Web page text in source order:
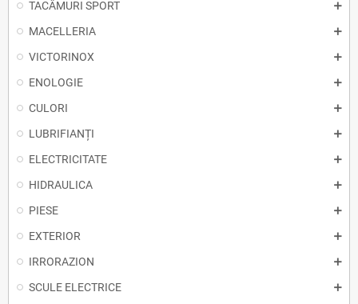
TACÂMURI SPORT
MACELLERIA
VICTORINOX
ENOLOGIE
CULORI
LUBRIFIANȚI
ELECTRICITATE
HIDRAULICA
PIESE
EXTERIOR
IRRORAZION
SCULE ELECTRICE